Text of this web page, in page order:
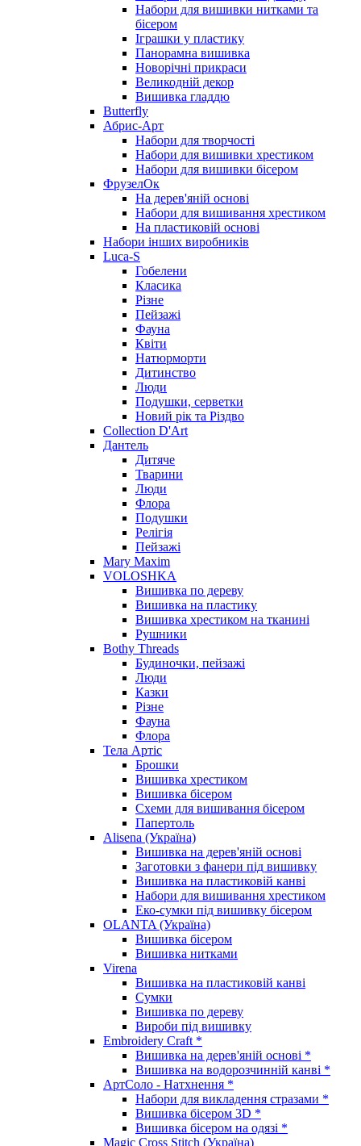
Набори для вишивки нитками та
бісером
Іграшки у пластику
Панорамна вишивка
Новорічні прикраси
Великодній декор
Вишивка гладдю
Butterfly
Абрис-Арт
Набори для творчості
Набори для вишивки хрестиком
Набори для вишивки бісером
ФрузелОк
На дерев'яній основі
Набори для вишивання хрестиком
На пластиковій основі
Набори інших виробників
Luca-S
Гобелени
Класика
Різне
Пейзажі
Фауна
Квіти
Натюрморти
Дитинство
Люди
Подушки, серветки
Новий рік та Різдво
Collection D'Art
Дантель
Дитяче
Тварини
Люди
Флора
Подушки
Релігія
Пейзажі
Mary Maxim
VOLOSHKA
Вишивка по дереву
Вишивка на пластику
Вишивка хрестиком на тканині
Рушники
Bothy Threads
Будиночки, пейзажі
Люди
Казки
Різне
Фауна
Флора
Тела Артіс
Брошки
Вишивка хрестиком
Вишивка бісером
Схеми для вишивання бісером
Папертоль
Alisena (Україна)
Вишивка на дерев'яній основі
Заготовки з фанери під вишивку
Вишивка на пластиковій канві
Набори для вишивання хрестиком
Еко-сумки під вишивку бісером
OLANTA (Україна)
Вишивка бісером
Вишивка нитками
Virena
Вишивка на пластиковій канві
Сумки
Вишивка по дереву
Вироби під вишивку
Embroidery Craft *
Вишивка на дерев'яній основі *
Вишивка на водорозчинній канві *
АртСоло - Натхнення *
Набори для викладення стразами *
Вишивка бісером 3D *
Вишивка бісером на одязі *
Magic Cross Stitch (Україна)